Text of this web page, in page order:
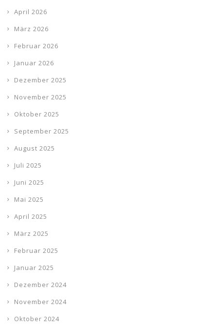
April 2026
März 2026
Februar 2026
Januar 2026
Dezember 2025
November 2025
Oktober 2025
September 2025
August 2025
Juli 2025
Juni 2025
Mai 2025
April 2025
März 2025
Februar 2025
Januar 2025
Dezember 2024
November 2024
Oktober 2024